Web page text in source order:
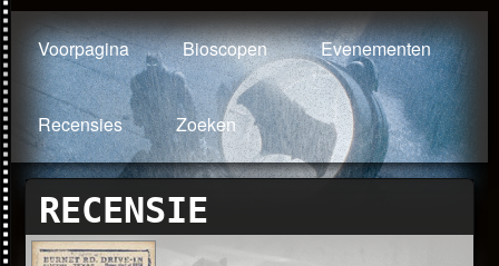
Voorpagina Bioscopen Evenementen
Recensies Zoeken
RECENSIE